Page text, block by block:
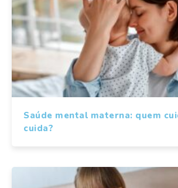
Saúde mental materna: quem
cuida?